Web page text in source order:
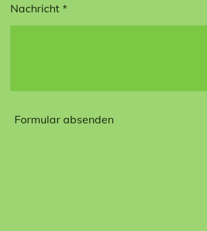
Nachricht *
Formular absenden